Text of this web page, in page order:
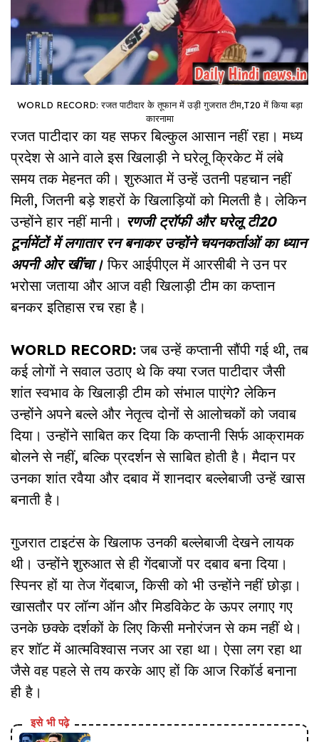
WORLD RECORD: रजत पाटीदार के तूफान में उड़ी गुजरात टीम,T20 में किया बड़ा
कारनामा
रजत पाटीदार का यह सफर बिल्कुल आसान नहीं रहा। मध्य
प्रदेश से आने वाले इस खिलाड़ी ने घरेलू क्रिकेट में लंबे
समय तक मेहनत की। शुरुआत में उन्हें उतनी पहचान नहीं
मिली, जितनी बड़े शहरों के खिलाड़ियों को मिलती है। लेकिन
उन्होंने हार नहीं मानी। रणजी ट्रॉफी और घरेलू टी20
टूर्नामेंटों में लगातार रन बनाकर उन्होंने चयनकर्ताओं का ध्यान
अपनी ओर खींचा। फिर आईपीएल में आरसीबी ने उन पर
भरोसा जताया और आज वही खिलाड़ी टीम का कप्तान
बनकर इतिहास रच रहा है।
WORLD RECORD: जब उन्हें कप्तानी सौंपी गई थी, तब
कई लोगों ने सवाल उठाए थे कि क्या रजत पाटीदार जैसी
शांत स्वभाव के खिलाड़ी टीम को संभाल पाएंगे? लेकिन
उन्होंने अपने बल्ले और नेतृत्व दोनों से आलोचकों को जवाब
दिया। उन्होंने साबित कर दिया कि कप्तानी सिर्फ आक्रामक
बोलने से नहीं, बल्कि प्रदर्शन से साबित होती है। मैदान पर
उनका शांत रवैया और दबाव में शानदार बल्लेबाजी उन्हें खास
बनाती है।
गुजरात टाइटंस के खिलाफ उनकी बल्लेबाजी देखने लायक
थी। उन्होंने शुरुआत से ही गेंदबाजों पर दबाव बना दिया।
स्पिनर हों या तेज गेंदबाज, किसी को भी उन्होंने नहीं छोड़ा।
खासतौर पर लॉन्ग ऑन और मिडविकेट के ऊपर लगाए गए
उनके छक्के दर्शकों के लिए किसी मनोरंजन से कम नहीं थे।
हर शॉट में आत्मविश्वास नजर आ रहा था। ऐसा लग रहा था
जैसे वह पहले से तय करके आए हों कि आज रिकॉर्ड बनाना
ही है।
इसे भी पढ़े